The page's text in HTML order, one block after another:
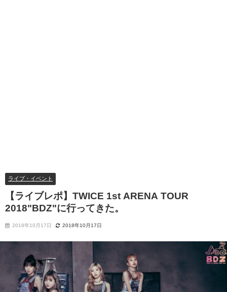
ライブ・イベント
【ライブレポ】TWICE 1st ARENA TOUR
2018"BDZ"に行ってきた。
2018年10月17日 2018年10月17日